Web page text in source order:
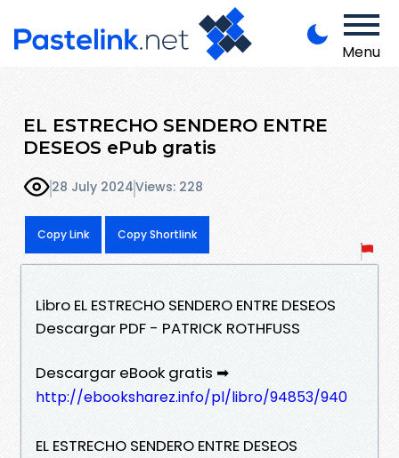
Menu
EL ESTRECHO SENDERO ENTRE
DESEOS ePub gratis
28 July 2024Views: 228
Copy Link Copy Shortlink
Libro EL ESTRECHO SENDERO ENTRE DESEOS
Descargar PDF - PATRICK ROTHFUSS
Descargar eBook gratis ➡
http://ebooksharez.info/pl/libro/94853/940
EL ESTRECHO SENDERO ENTRE DESEOS